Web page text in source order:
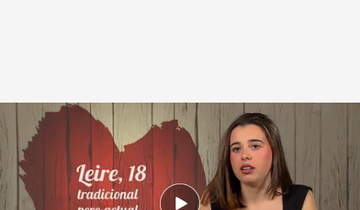
Un soltero confiesa a su cita por qué dejó el balonmano.cuatro.com
Lara Guerra
05 AGO 2025 - 22:40h.